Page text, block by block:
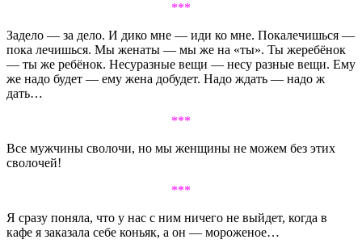
***
Задело — за дело. И дико мне — иди ко мне. Покалечишься —
пока лечишься. Мы женаты — мы же на «ты». Ты жеребёнок
— ты же ребёнок. Несуразные вещи — несу разные вещи. Ему
же надо будет — ему жена добудет. Надо ждать — надо ж
дать…
***
Все мужчины сволочи, но мы женщины не можем без этих
сволочей!
***
Я сразу поняла, что у нас с ним ничего не выйдет, когда в
кафе я заказала себе коньяк, а он — мороженое…